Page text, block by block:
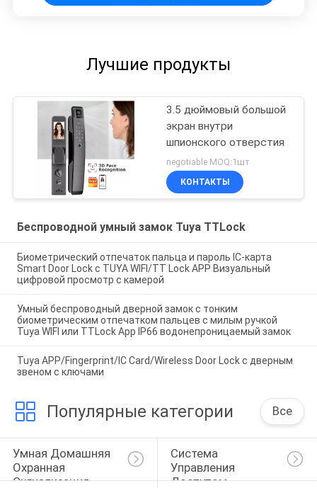
Лучшие продукты
3.5 дюймовый большой
экран внутри
шпионского отверстия
negotiable MOQ:1шт
КОНТАКТЫ
Беспроводной умный замок Tuya TTLock
Биометрический отпечаток пальца и пароль IC-карта
Smart Door Lock с TUYA WIFI/TT Lock APP Визуальный
цифровой просмотр с камерой
Умный беспроводный дверной замок с тонким
биометрическим отпечатком пальцев с милым ручкой
Tuya WIFI или TTLock App IP66 водонепроницаемый замок
Tuya APP/Fingerprint/IC Card/Wireless Door Lock с дверным
звеном с ключами
Популярные категории Все
Умная Домашняя
Охранная
Сигнализация
Система
Управления
Доступом